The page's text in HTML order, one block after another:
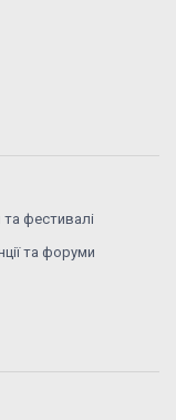
фестивалі
та форуми